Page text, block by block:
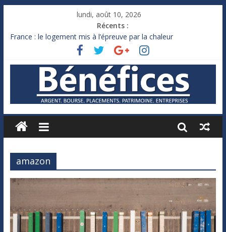
lundi, août 10, 2026
Récents :
France : le logement mis à l’épreuve par la chaleur
Des milliards de dollars de droits de douane déjà remboursés
Royaume-Uni : Andy Burnham recule sur l’impôt
Xavier Niel, le milliardaire qui ne touche presque rien
Ruée des fortunes russes vers l’étranger
amazon